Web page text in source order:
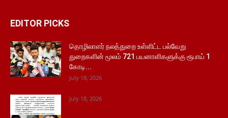
EDITOR PICKS
தொழிலாளர் நலத்துறை உள்ளிட்ட பல்வேறு
துறைகளின் மூலம் 721 பயனாளிகளுக்கு ரூபாய் 1
கோடி...
July 18, 2026
July 18, 2026